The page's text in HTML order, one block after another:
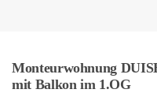
Monteurwohnung
mit Balkon im 1.OG